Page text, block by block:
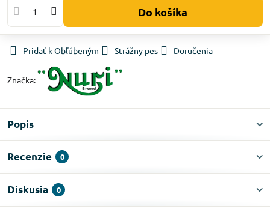
Do košíka
Pridať k Obľúbeným Strážny pes Doručenia
Značka:
Popis
Recenzie 0
Diskusia 0